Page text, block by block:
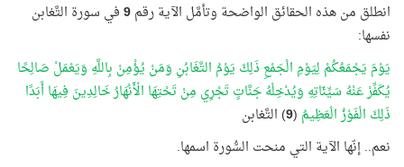
انطلق من هذه الحقائق الواضحة وتأمَّل الآية رقم9في سورة التَّغابن
نفسها:
يَوْمَ يَجْمَعُكُمْ لِيَوْمِ الْجَمْعِ ذَلِكَ يَوْمُ التَّغَابُنِ وَمَنْ يُؤْمِنْ بِاللَّهِ وَيَعْمَلْ صَالِحًا
يُكَفِّرْ عَنْهُ سَيِّئَاتِهِ وَيُدْخِلْهُ جَنَّاتٍ تَجْرِي مِنْ تَحْتِهَا الْأَنْهَارُ خَالِدِينَ فِيهَا أَبَدًا
ذَلِكَ الْفَوْزُ الْعَظِيمُ (
9) التَّغابن
نعم.. إنّها الآية التي منحت السُّورة اسمها.